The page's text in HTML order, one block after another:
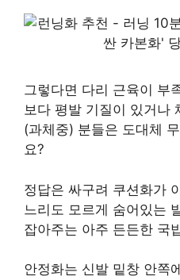
그렇다면 다리 근육이 부
보다 평발 기질이 있거나
(과체중) 분들은 도대체
요?
정답은 싸구려 쿠션화가
느리도 모르게 숨어있는
잡아주는 아주 든든한 국
안정화는 신발 밑창 안쪽